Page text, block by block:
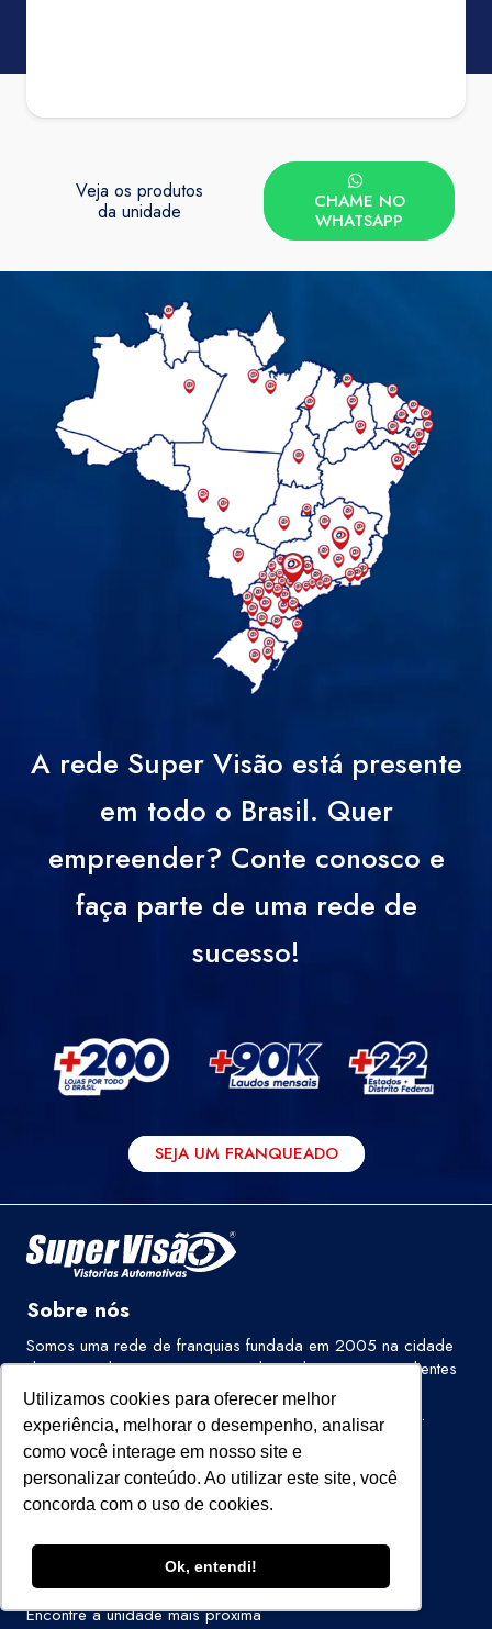
Utilizamos cookies para oferecer melhor
experiência, melhorar o desempenho, analisar
como você interage em nosso site e
personalizar conteúdo. Ao utilizar este site, você
concorda com o uso de cookies.
Ok, entendi!
Veja os produtos
da unidade
CHAME NO
WHATSAPP
A rede Super Visão está presente
em todo o Brasil. Quer
empreender? Conte conosco e
faça parte de uma rede de
sucesso!
SEJA UM FRANQUEADO
Sobre nós
Somos uma rede de franquias fundada em 2005 na cidade
de São Paulo/SP, com o intuito de ajudar os nossos clientes
a adquirirem o seu automóvel com segurança e,
consequentemente, diminuir o roubo e furto de veículos.
Links Importantes
Agendamento de Vistoria
Autenticador de laudos
Encontre a unidade mais próxima